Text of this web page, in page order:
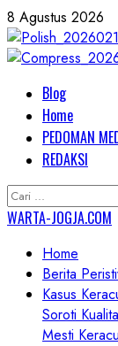
Skip
to
content
8 Agustus 2026
Primary
Menu
Blog
Home
PEDOMAN
REDAKSI
Cari
untuk:
WARTA-JOGJA.COM
Home
Berita
Kasus
Soroti
Mesti